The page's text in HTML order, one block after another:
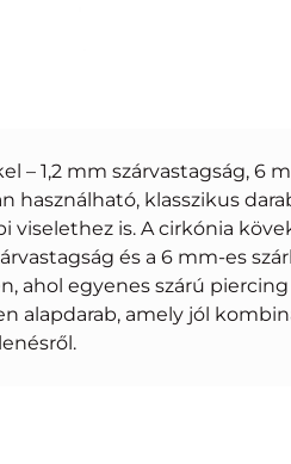
– 1,2 mm szárvastagság, 6
használható, klasszikus
viselethez is. A cirkónia
és a 6 mm-es
ahol egyenes szárú
alapdarab, amely jól